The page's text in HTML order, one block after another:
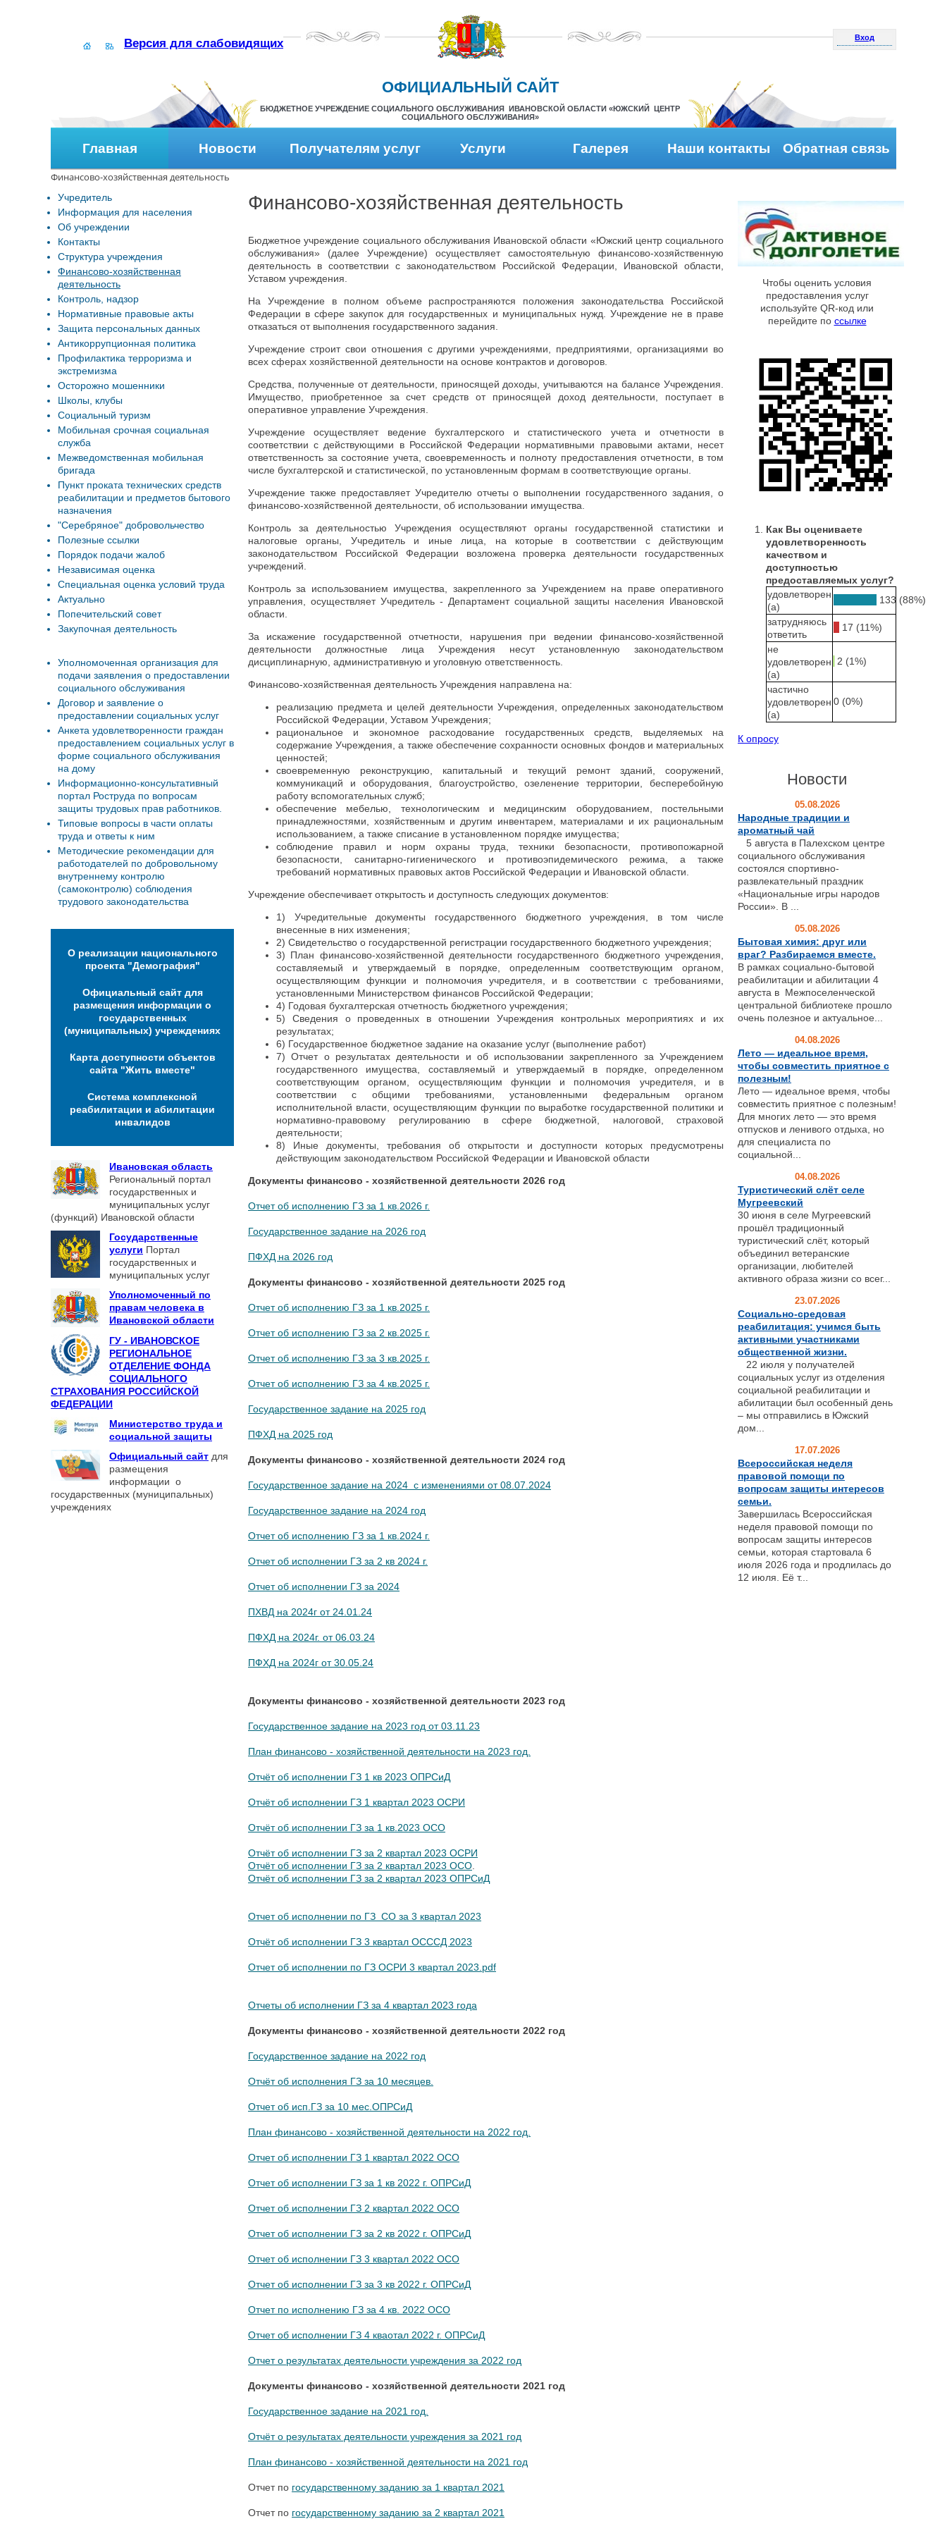
Версия для слабовидящих Вход
ОФИЦИАЛЬНЫЙ САЙТ
БЮДЖЕТНОЕ УЧРЕЖДЕНИЕ СОЦИАЛЬНОГО ОБСЛУЖИВАНИЯ ИВАНОВСКОЙ ОБЛАСТИ «ЮЖСКИЙ ЦЕНТР
СОЦИАЛЬНОГО ОБСЛУЖИВАНИЯ»
Главная Новости Получателям услуг Услуги Галерея Наши контакты Обратная связь
Финансово-хозяйственная деятельность
Финансово-хозяйственная деятельность
Бюджетное учреждение социального обслуживания Ивановской области «Южский центр социального
обслуживания» (далее Учреждение) осуществляет самостоятельную финансово-хозяйственную
деятельность в соответствии с законодательством Российской Федерации, Ивановской области,
Уставом учреждения.
На Учреждение в полном объеме распространяются положения законодательства Российской
Федерации в сфере закупок для государственных и муниципальных нужд. Учреждение не в праве
отказаться от выполнения государственного задания.
Учреждение строит свои отношения с другими учреждениями, предприятиями, организациями во
всех сферах хозяйственной деятельности на основе контрактов и договоров.
Средства, полученные от деятельности, приносящей доходы, учитываются на балансе Учреждения.
Имущество, приобретенное за счет средств от приносящей доход деятельности, поступает в
оперативное управление Учреждения.
Учреждение осуществляет ведение бухгалтерского и статистического учета и отчетности в
соответствии с действующими в Российской Федерации нормативными правовыми актами, несет
ответственность за состояние учета, своевременность и полноту предоставления отчетности, в том
числе бухгалтерской и статистической, по установленным формам в соответствующие органы.
Учреждение также предоставляет Учредителю отчеты о выполнении государственного задания, о
финансово-хозяйственной деятельности, об использовании имущества.
Контроль за деятельностью Учреждения осуществляют органы государственной статистики и
налоговые органы, Учредитель и иные лица, на которые в соответствии с действующим
законодательством Российской Федерации возложена проверка деятельности государственных
учреждений.
Контроль за использованием имущества, закрепленного за Учреждением на праве оперативного
управления, осуществляет Учредитель - Департамент социальной защиты населения Ивановской
области.
За искажение государственной отчетности, нарушения при ведении финансово-хозяйственной
деятельности должностные лица Учреждения несут установленную законодательством
дисциплинарную, административную и уголовную ответственность.
Финансово-хозяйственная деятельность Учреждения направлена на:
реализацию предмета и целей деятельности Учреждения, определенных законодательством
Российской Федерации, Уставом Учреждения;
рациональное и экономное расходование государственных средств, выделяемых на
содержание Учреждения, а также обеспечение сохранности основных фондов и материальных
ценностей;
своевременную реконструкцию, капитальный и текущий ремонт зданий, сооружений,
коммуникаций и оборудования, благоустройство, озеленение территории, бесперебойную
работу вспомогательных служб;
обеспечение мебелью, технологическим и медицинским оборудованием, постельными
принадлежностями, хозяйственным и другим инвентарем, материалами и их рациональным
использованием, а также списание в установленном порядке имущества;
соблюдение правил и норм охраны труда, техники безопасности, противопожарной
безопасности, санитарно-гигиенического и противоэпидемического режима, а также
требований нормативных правовых актов Российской Федерации и Ивановской области.
Учреждение обеспечивает открытость и доступность следующих документов:
1) Учредительные документы государственного бюджетного учреждения, в том числе
внесенные в них изменения;
2) Свидетельство о государственной регистрации государственного бюджетного учреждения;
3) План финансово-хозяйственной деятельности государственного бюджетного учреждения,
составляемый и утверждаемый в порядке, определенным соответствующим органом,
осуществляющим функции и полномочия учредителя, и в соответствии с требованиями,
установленными Министерством финансов Российской Федерации;
4) Годовая бухгалтерская отчетность бюджетного учреждения;
5) Сведения о проведенных в отношении Учреждения контрольных мероприятиях и их
результатах;
6) Государственное бюджетное задание на оказание услуг (выполнение работ)
7) Отчет о результатах деятельности и об использовании закрепленного за Учреждением
государственного имущества, составляемый и утверждаемый в порядке, определенном
соответствующим органом, осуществляющим функции и полномочия учредителя, и в
соответствии с общими требованиями, установленными федеральным органом
исполнительной власти, осуществляющим функции по выработке государственной политики и
нормативно-правовому регулированию в сфере бюджетной, налоговой, страховой
деятельности;
8) Иные документы, требования об открытости и доступности которых предусмотрены
действующим законодательством Российской Федерации и Ивановской области
Документы финансово - хозяйственной деятельности 2026 год
Отчет об исполнению ГЗ за 1 кв.2026 г.
Государственное задание на 2026 год
ПФХД на 2026 год
Документы финансово - хозяйственной деятельности 2025 год
Отчет об исполнению ГЗ за 1 кв.2025 г.
Отчет об исполнению ГЗ за 2 кв.2025 г.
Отчет об исполнению ГЗ за 3 кв.2025 г.
Отчет об исполнению ГЗ за 4 кв.2025 г.
Государственное задание на 2025 год
ПФХД на 2025 год
Документы финансово - хозяйственной деятельности 2024 год
Государственное задание на 2024 с изменениями от 08.07.2024
Государственное задание на 2024 год
Отчет об исполнению ГЗ за 1 кв.2024 г.
Отчет об исполнении ГЗ за 2 кв 2024 г.
Отчет об исполнении ГЗ за 2024
ПХВД на 2024г от 24.01.24
ПФХД на 2024г. от 06.03.24
ПФХД на 2024г от 30.05.24
Документы финансово - хозяйственной деятельности 2023 год
Государственное задание на 2023 год от 03.11.23
План финансово - хозяйственной деятельности на 2023 год.
Отчёт об исполнении ГЗ 1 кв 2023 ОПРСиД
Отчёт об исполнении ГЗ 1 квартал 2023 ОСРИ
Отчёт об исполнении ГЗ за 1 кв.2023 ОСО
Отчёт об исполнении ГЗ за 2 квартал 2023 ОСРИ
Отчёт об исполнении ГЗ за 2 квартал 2023 ОСО
Отчёт об исполнении ГЗ за 2 квартал 2023 ОПРСиД
Отчет об исполнении по ГЗ СО за 3 квартал 2023
Отчёт об исполнении ГЗ 3 квартал ОСССД 2023
Отчет об исполнении по ГЗ ОСРИ 3 квартал 2023.pdf
Отчеты об исполнении ГЗ за 4 квартал 2023 года
Документы финансово - хозяйственной деятельности 2022 год
Государственное задание на 2022 год
Отчёт об исполнения ГЗ за 10 месяцев.
Отчет об исп.ГЗ за 10 мес.ОПРСиД
План финансово - хозяйственной деятельности на 2022 год.
Отчет об исполнении ГЗ 1 квартал 2022 ОСО
Отчет об исполнении ГЗ за 1 кв 2022 г. ОПРСиД
Отчет об исполнении ГЗ 2 квартал 2022 ОСО
Отчет об исполнении ГЗ за 2 кв 2022 г. ОПРСиД
Отчет об исполнении ГЗ 3 квартал 2022 ОСО
Отчет об исполнении ГЗ за 3 кв 2022 г. ОПРСиД
Отчет по исполнению ГЗ за 4 кв. 2022 ОСО
Отчет об исполнении ГЗ 4 кваотал 2022 г. ОПРСиД
Отчет о результатах деятельности учреждения за 2022 год
Документы финансово - хозяйственной деятельности 2021 год
Государственное задание на 2021 год.
Отчёт о результатах деятельности учреждения за 2021 год
План финансово - хозяйственной деятельности на 2021 год
Отчет по государственному заданию за 1 квартал 2021
Отчет по государственному заданию за 2 квартал 2021
Учредитель
Информация для населения
Об учреждении
Контакты
Структура учреждения
Финансово-хозяйственная
деятельность
Контроль, надзор
Нормативные правовые акты
Защита персональных данных
Антикоррупционная политика
Профилактика терроризма и
экстремизма
Осторожно мошенники
Школы, клубы
Социальный туризм
Мобильная срочная социальная
служба
Межведомственная мобильная
бригада
Пункт проката технических средств
реабилитации и предметов бытового
назначения
"Серебряное" добровольчество
Полезные ссылки
Порядок подачи жалоб
Независимая оценка
Специальная оценка условий труда
Актуально
Попечительский совет
Закупочная деятельность
Уполномоченная организация для
подачи заявления о предоставлении
социального обслуживания
Договор и заявление о
предоставлении социальных услуг
Анкета удовлетворенности граждан
предоставлением социальных услуг в
форме социального обслуживания
на дому
Информационно-консультативный
портал Роструда по вопросам
защиты трудовых прав работников.
Типовые вопросы в части оплаты
труда и ответы к ним
Методические рекомендации для
работодателей по добровольному
внутреннему контролю
(самоконтролю) соблюдения
трудового законодательства
О реализации национального
проекта "Демография"
Официальный сайт для
размещения информации о
государственных
(муниципальных) учреждениях
Карта доступности объектов
сайта "Жить вместе"
Система комплексной
реабилитации и абилитации
инвалидов
Ивановская область
Региональный портал
государственных и
муниципальных услуг
(функций) Ивановской области
Государственные
услуги Портал
государственных и
муниципальных услуг
Уполномоченный по
правам человека в
Ивановской области
ГУ - ИВАНОВСКОЕ
РЕГИОНАЛЬНОЕ
ОТДЕЛЕНИЕ ФОНДА
СОЦИАЛЬНОГО
СТРАХОВАНИЯ РОССИЙСКОЙ
ФЕДЕРАЦИИ
Министерство труда и
социальной защиты
Официальный сайт для
размещения
информации о
государственных (муниципальных)
учреждениях
Чтобы оценить условия
предоставления услуг
используйте QR-код или
перейдите по ссылке
Как Вы оцениваете
удовлетворенность
качеством и
доступностью
предоставляемых услуг?
удовлетворен
(а)
133 (88%)
затрудняюсь
ответить
17 (11%)
не
удовлетворен
(а)
2 (1%)
частично
удовлетворен
(а)
0 (0%)
К опросу
Новости
05.08.2026
Народные традиции и
ароматный чай
5 августа в Палехском центре
социального обслуживания
состоялся спортивно-
развлекательный праздник
«Национальные игры народов
России». В ...
05.08.2026
Бытовая химия: друг или
враг? Разбираемся вместе.
В рамках социально-бытовой
реабилитации и абилитации 4
августа в Межпоселенческой
центральной библиотеке прошло
очень полезное и актуальное...
04.08.2026
Лето — идеальное время,
чтобы совместить приятное с
полезным!
Лето — идеальное время, чтобы
совместить приятное с полезным!
Для многих лето — это время
отпусков и ленивого отдыха, но
для специалиста по
социальной...
04.08.2026
Туристический слёт селе
Мугреевский
30 июня в селе Мугреевский
прошёл традиционный
туристический слёт, который
объединил ветеранские
организации, любителей
активного образа жизни со всег...
23.07.2026
Социально-средовая
реабилитация: учимся быть
активными участниками
общественной жизни.
22 июля у получателей
социальных услуг из отделения
социальной реабилитации и
абилитации был особенный день
– мы отправились в Южский
дом...
17.07.2026
Всероссийская неделя
правовой помощи по
вопросам защиты интересов
семьи.
Завершилась Всероссийская
неделя правовой помощи по
вопросам защиты интересов
семьи, которая стартовала 6
июля 2026 года и продлилась до
12 июля. Её т...